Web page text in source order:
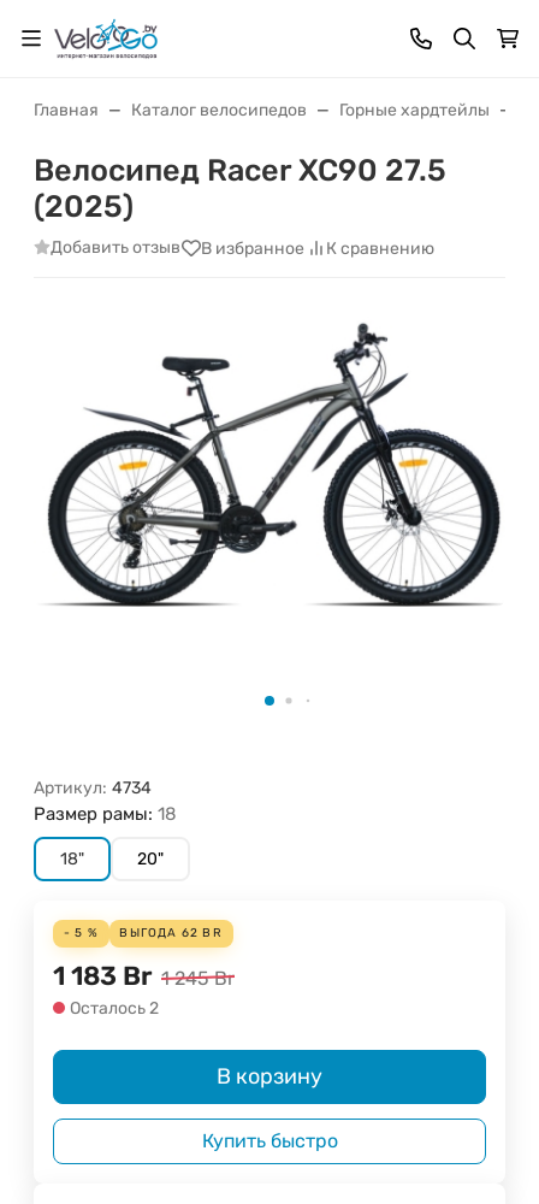
Главная Каталог велосипедов Горные хардтейлы
Велосипед Racer XC90 27.5
(2025)
Добавить отзыв В избранное К сравнению
Артикул: 4734
Размер рамы: 18
18" 20"
- 5 % ВЫГОДА 62 BR
1 183 Br 1 245 Br
Осталось 2
В корзину
Купить быстро